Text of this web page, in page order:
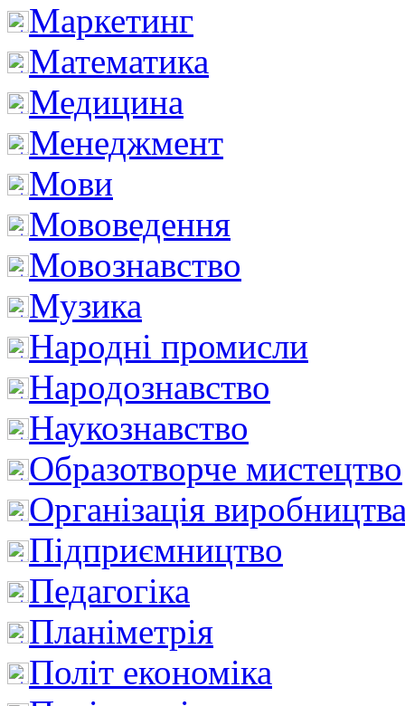
Маркетинг
Математика
Медицина
Менеджмент
Мови
Мововедення
Мовознавство
Музика
Народні промисли
Народознавство
Наукознавство
Образотворче мистецтво
Організація
Підприємництво
Педагогіка
Планіметрія
Політ економіка